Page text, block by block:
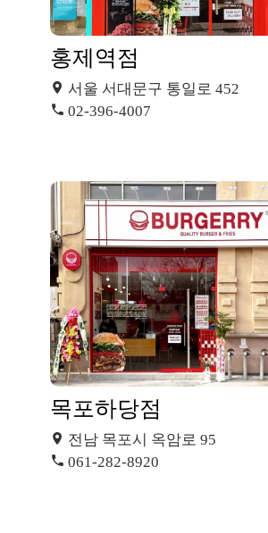
홍제역점
서울 서대문구 통일로 452
02-396-4007
목포하당점
전남 목포시 옥암로 95
061-282-8920